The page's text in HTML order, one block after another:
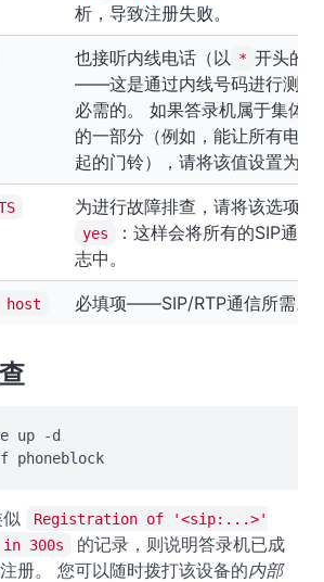
析，导致注册失败。
也接听内线电话（以 * 开头的
——这是通过内线号码进行测试
必需的。 如果答录机属于集体
的一部分（例如，能让所有电话
起的门铃），请将该值设置为
为进行故障排查，请将该选项设
yes
：这样会将所有的SIP通信
志中。
host 必填项——SIP/RTP通信所需。
up -d
phoneblock
Registration of '<sip:...>'
300s
的记录，则说明答录机已成
册。 您可以随时拨打该设备的内部